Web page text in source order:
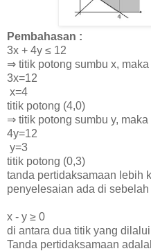
Pembahasan :
3x + 4y ≤ 12
⇒ titik potong sumbu x, maka
3x=12
x=4
titik potong (4,0)
⇒ titik potong sumbu y, maka
4y=12
y=3
titik potong (0,3)
tanda pertidaksamaan lebih
penyelesaian ada di sebelah
x - y ≥ 0
di antara dua titik yang
Tanda pertidaksamaan